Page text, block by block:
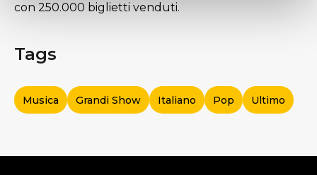
con 250.000 biglietti venduti.
Tags
Musica Grandi Show Italiano Pop Ultimo